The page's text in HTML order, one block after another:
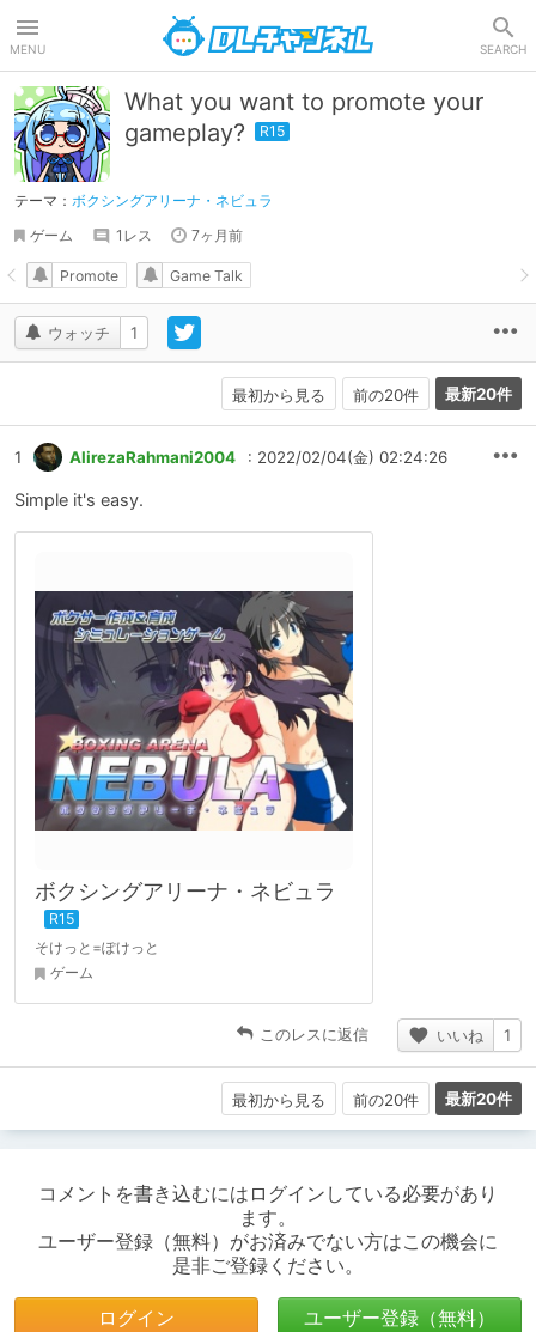
MENU SEARCH
What you want to promote your
gameplay?
テーマ： ボクシングアリーナ・ネビュラ
ゲーム
1レス 7ヶ月前
ウォッチ 1
Promote Game Talk
最初から見る 前の20件 最新20件
1 AlirezaRahmani2004 : 2022/02/04(金) 02:24:26
Simple it's easy.
ボクシングアリーナ・ネビュラ
そけっと=ぽけっと
ゲーム
このレスに返信 いいね 1
最初から見る 前の20件 最新20件
コメントを書き込むにはログインしている必要があり
ます。
ユーザー登録（無料）がお済みでない方はこの機会に
是非ご登録ください。
ログイン ユーザー登録（無料）